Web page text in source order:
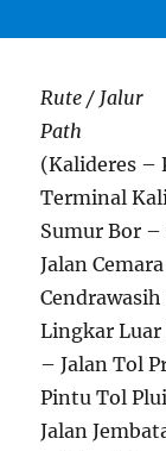
Rute / Jalur
Path
(Kalideres –
Terminal
Sumur Bor
Jalan
Lingkar Luar
– Jalan Tol
Pintu Tol
Jalan